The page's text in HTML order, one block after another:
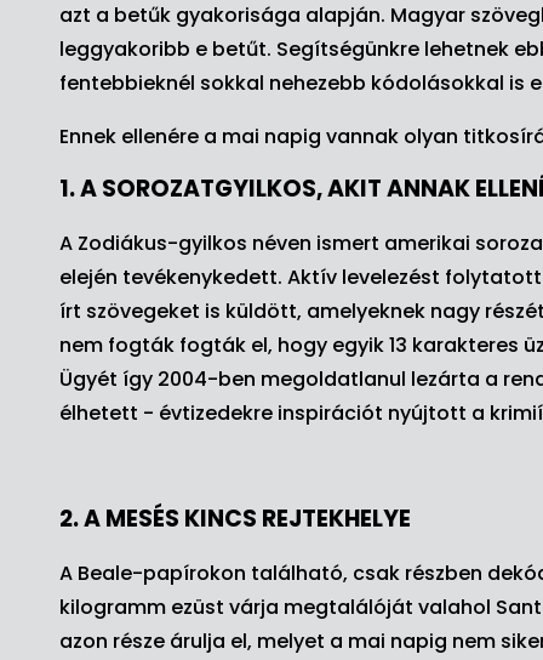
azt a betűk gyakorisága alapján. Magyar
leggyakoribb e betűt. Segítségünkre lehetnek
fentebbieknél sokkal nehezebb kódolásokkal is
Ennek ellenére a mai napig vannak olyan
1. A SOROZATGYILKOS, AKIT ANNAK
A Zodiákus-gyilkos néven ismert amerikai
elején tevékenykedett. Aktív levelezést
írt szövegeket is küldött, amelyeknek nagy
nem fogták fogták el, hogy egyik 13 karakteres
Ügyét így 2004-ben megoldatlanul lezárta a
élhetett - évtizedekre inspirációt nyújtott a
2. A MESÉS KINCS REJTEKHELYE
A Beale-papírokon található, csak részben
kilogramm ezüst várja megtalálóját valahol
azon része árulja el, melyet a mai napig nem